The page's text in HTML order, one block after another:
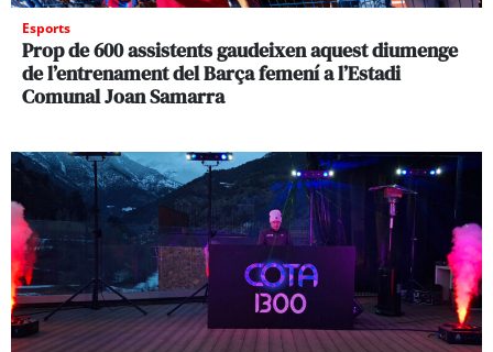
Esports
Prop de 600 assistents gaudeixen aquest diumenge
de l’entrenament del Barça femení a l’Estadi
Comunal Joan Samarra